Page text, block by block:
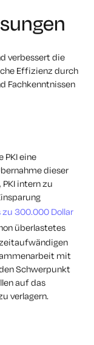
verbessert die
Effizienz durch
Fachkenntnissen
PKI eine
dieser
intern zu
zu 300.000 Dollar
überlastetes
mit
Schwerpunkt
auf das
verlagern.